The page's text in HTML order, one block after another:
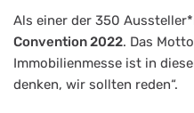
Als einer der 350
Convention 2022. Das
Immobilienmesse ist in
denken, wir sollten reden“.